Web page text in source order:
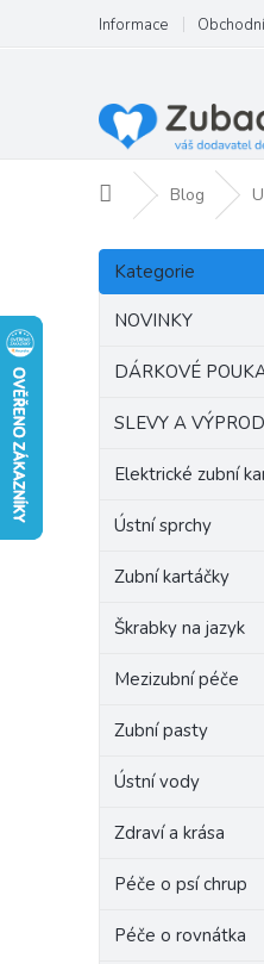
obsah
Informace
Domů Blog
P
s
Přeskočit
kategorie
Kategorie
NOVINKY
DÁRKOVÉ
SLEVY A
Elektrické zubní
Ústní sprchy
Zubní kartáčky
Škrabky na jazyk
Mezizubní péče
Zubní pasty
Ústní vody
Zdraví a krása
Péče o psí chrup
Péče o rovnátka